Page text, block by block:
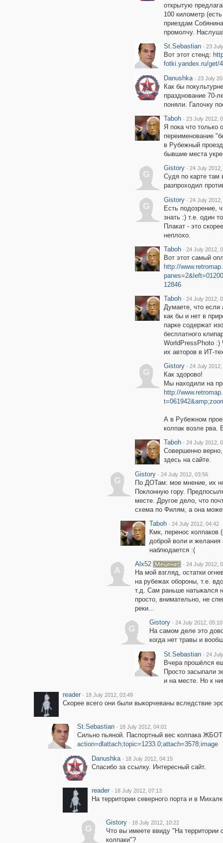
открытую
100 километр
приездам
промолчу.
St.Sebastian · 23
Вот этот стенд:
fotki.yandex.ru/get/
Danushka · 23 July
Как бы
празднование 70-
поняли. Галочку
Taboh · 23 July 2012,
Я пока что только
переименование
в Рубежный
бывшие места
G
Gistory · 24 July 2012,
Судя по карте там
разпроходил
G
Gistory · 24 July 2012,
Есть подозрение,
знать :) т.е. один
Плакат - это
неплохо.
Taboh · 24 July 2012,
Вот этот самый
http://
12846
Taboh · 24 July 2012,
Думаете, что если
как бы и нет в
парке содержат
бесплатного
WorldPressPhoto :)
их авторов в ИТ-
G
Gistory · 24 July 2012,
Как здорово!
Мы находили на
http://
А в Рубежном
колпак возле рва.
Taboh · 24 July 2012,
Совершенно
здесь на сайте.
G
Gistory · 24 July 2012, 03:56
По ДОТам: мое мнение, их
Поклонную гору.
месте. Другое дело, что
схема по Филям, а она
Taboh · 24 July 2012, 04:42
Кмк, перенос колпаков
доброй воли и желания
наблюдается :(
A
Alx52 · 24 July 2012,
На мой взгляд, остатки
на рубежах обороны, т.е.
т.д. Сам раньше натыкался
просто, внимательно, не
реки...
G
Gistory · 24 July 2012, 05:10
На самом деле это
когда нет травы и
St.Sebastian · 24
Вчера прошёлся
Просто засыпали
и на месте. Но к
reader · 18 July 2012, 03:49
Скорее всего они были выкорчеваны вследствие
St.Sebastian · 18 July 2012, 04:01
Сильно пьяной. Паспортный вес колпака
action=dlattach;topic=1233.0;attach=3578;image
Danushka · 18 July 2012, 04:15
Спасибо за ссылку. Интересный сайт.
reader · 18 July 2012, 07:13
На территории северного порта и в
G
Gistory · 18 July 2012, 10:22
Что вы имеете ввиду "На территории
колпаки"?